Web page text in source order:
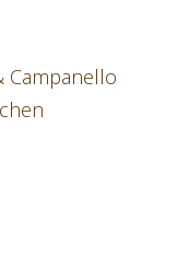
Campanello